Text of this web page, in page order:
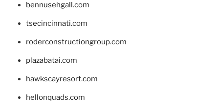
bennusehgall.com
tsecincinnati.com
roderconstructiongroup.com
plazabatai.com
hawkscayresort.com
hellonquads.com